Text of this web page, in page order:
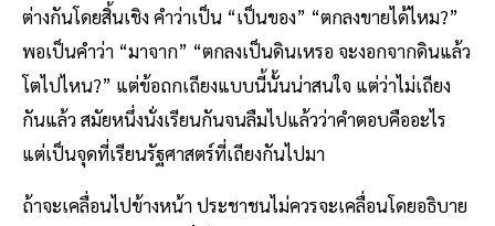
ต่างกันโดยสิ้นเชิง คำว่าเป็น “เป็นของ” “ตกลงขายได้ไหม?”
พอเป็นคำว่า “มาจาก” “ตกลงเป็นดินเหรอ จะงอกจากดินแล้ว
โตไปไหน?” แต่ข้อถกเถียงแบบนี้นั้นน่าสนใจ แต่ว่าไม่เถียง
กันแล้ว สมัยหนึ่งนั่งเรียนกันจนลืมไปแล้วว่าคำตอบคืออะไร
แต่เป็นจุดที่เรียนรัฐศาสตร์ที่เถียงกันไปมา
ถ้าจะเคลื่อนไปข้างหน้า ประชาชนไม่ควรจะเคลื่อนโดยอธิบาย